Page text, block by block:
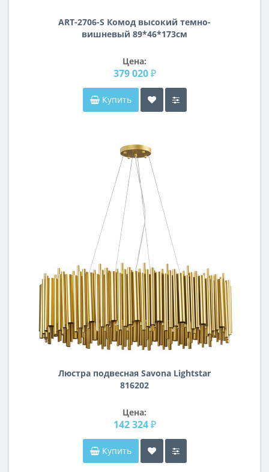
ART-2706-S Комод высокий темно-
вишневый 89*46*173см
Цена:
379 020 ₽
Купить
Люстра подвесная Savona Lightstar
816202
Цена:
142 324 ₽
Купить